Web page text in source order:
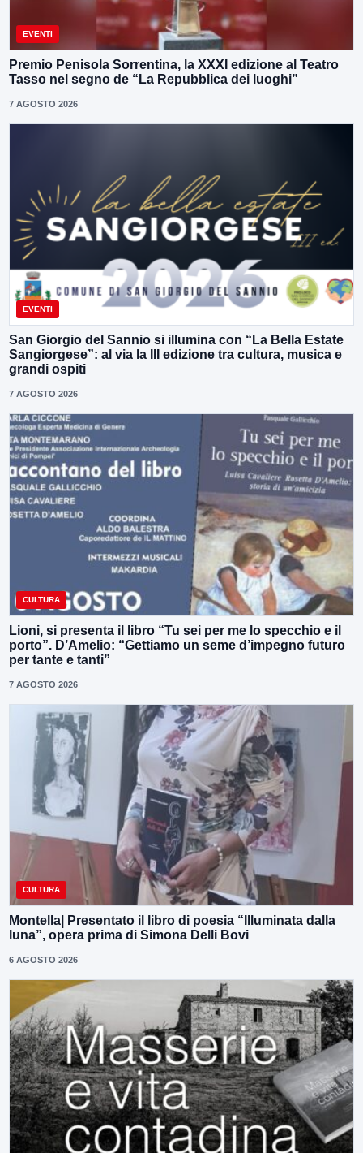
EVENTI
Premio Penisola Sorrentina, la XXXI edizione al Teatro
Tasso nel segno de “La Repubblica dei luoghi”
7 AGOSTO 2026
EVENTI
San Giorgio del Sannio si illumina con “La Bella Estate
Sangiorgese”: al via la III edizione tra cultura, musica e
grandi ospiti
7 AGOSTO 2026
CULTURA
Lioni, si presenta il libro “Tu sei per me lo specchio e il
porto”. D’Amelio: “Gettiamo un seme d’impegno futuro
per tante e tanti”
7 AGOSTO 2026
CULTURA
Montella| Presentato il libro di poesia “Illuminata dalla
luna”, opera prima di Simona Delli Bovi
6 AGOSTO 2026